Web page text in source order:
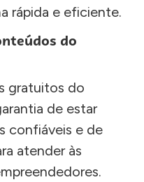
rápida e eficiente.
do
gratuitos do
de estar
confiáveis e de
atender às